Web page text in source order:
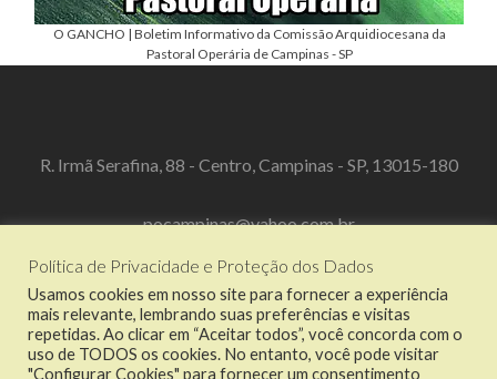
O GANCHO | Boletim Informativo da Comissão Arquidiocesana da
Pastoral Operária de Campinas - SP
R. Irmã Serafina, 88 - Centro, Campinas - SP, 13015-180
pocampinas@yahoo.com.br
(19) 3519-3067
Política de Privacidade e Proteção dos Dados
Usamos cookies em nosso site para fornecer a experiência
mais relevante, lembrando suas preferências e visitas
repetidas. Ao clicar em “Aceitar todos”, você concorda com o
uso de TODOS os cookies. No entanto, você pode visitar
"Configurar Cookies" para fornecer um consentimento